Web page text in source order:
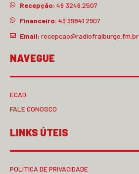
Recepção: 49 3246.2507
Financeiro: 49 99841.2907
Email: recepcao@radiofraiburgo.fm.br
NAVEGUE
ECAD
FALE CONOSCO
LINKS ÚTEIS
POLÍTICA DE PRIVACIDADE